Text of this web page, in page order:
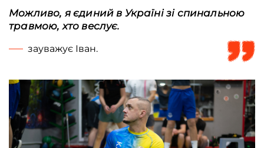
Можливо, я єдиний в Україні зі спинальною
травмою, хто веслує.
зауважує Іван.